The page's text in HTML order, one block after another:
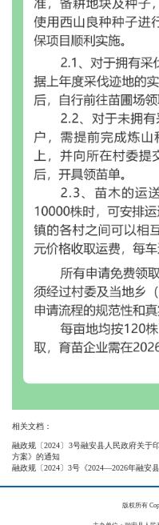
相关文档：
融政规〔2024〕3号融安县人民政府关于
方案》的通知
融政规〔2024〕3号《2024—2026年融安
版权所有